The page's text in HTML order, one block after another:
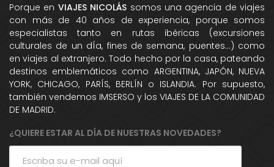
Porque en VIAJES NICOLÁS somos una agencia de viajes
con más de 40 años de experiencia, porque somos
especialistas tanto en rutas ibéricas (excursiones
culturales de un dÍa, fines de semana, puentes...) como
en viajes al extranjero. Todo hecho por la casa, pateando
destinos emblemáticos como ARGENTINA, JAPÓN, NUEVA
YORK, CHICAGO, PARÍS, BERLÍN o ISLANDIA. Por supuesto,
también vendemos IMSERSO y los VIAJES DE LA COMUNIDAD
DE MADRID.
¿QUIERE ESTAR AL DÍA DE NUESTRAS NOVEDADES?